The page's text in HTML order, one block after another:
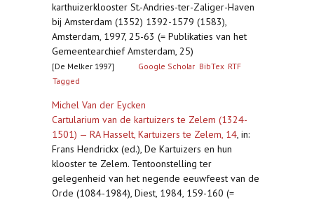
karthuizerklooster St.-Andries-ter-Zaliger-Haven
bij Amsterdam (1352) 1392-1579 (1583),
Amsterdam, 1997, 25-63 (= Publikaties van het
Gemeentearchief Amsterdam, 25)
[De Melker 1997] Google Scholar BibTex RTF
Tagged
Michel Van der Eycken
Cartularium van de kartuizers te Zelem (1324-
1501) — RA Hasselt, Kartuizers te Zelem, 14, in:
Frans Hendrickx (ed.), De Kartuizers en hun
klooster te Zelem. Tentoonstelling ter
gelegenheid van het negende eeuwfeest van de
Orde (1084-1984), Diest, 1984, 159-160 (=